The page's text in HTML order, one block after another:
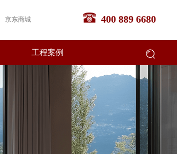
京东商城 400 889 6680
工程案例